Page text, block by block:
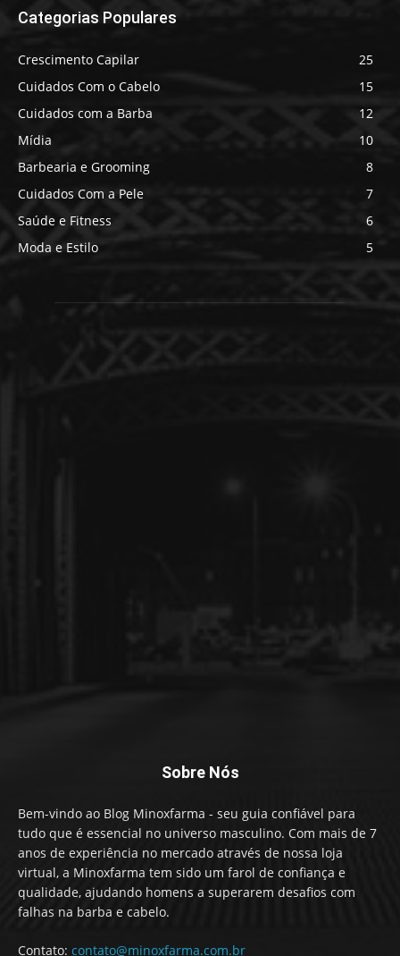
Categorias Populares
Crescimento Capilar
25
Cuidados Com o Cabelo
15
Cuidados com a Barba
12
Mídia
10
Barbearia e Grooming
8
Cuidados Com a Pele
7
Saúde e Fitness
6
Moda e Estilo
5
Sobre Nós
Bem-vindo ao Blog Minoxfarma - seu guia confiável para
tudo que é essencial no universo masculino. Com mais de 7
anos de experiência no mercado através de nossa loja
virtual, a Minoxfarma tem sido um farol de confiança e
qualidade, ajudando homens a superarem desafios com
falhas na barba e cabelo.
Contato: contato@minoxfarma.com.br